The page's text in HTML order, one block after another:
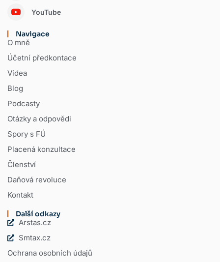
YouTube
Navigace
O mně
Účetní předkontace
Videa
Blog
Podcasty
Otázky a odpovědi
Spory s FÚ
Placená konzultace
Členství
Daňová revoluce
Kontakt
Další odkazy
Arstas.cz
Smtax.cz
Ochrana osobních údajů